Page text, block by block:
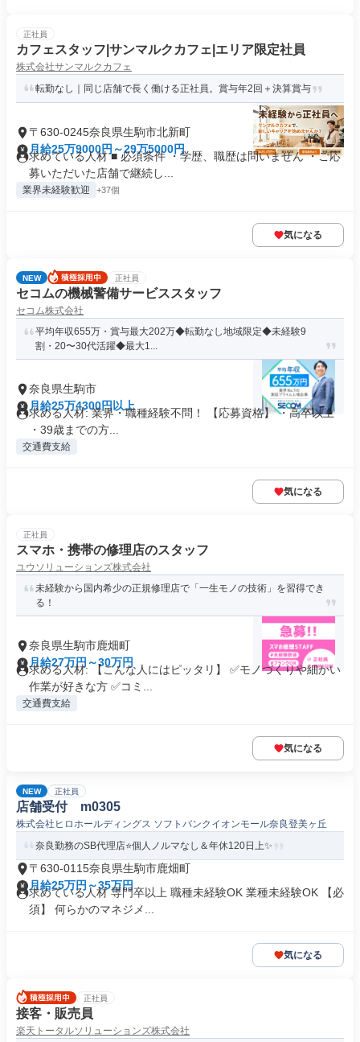
正社員
カフェスタッフ|サンマルクカフェ|エリア限定社員
株式会社サンマルクカフェ
転勤なし｜同じ店舗で長く働ける正社員。賞与年2回＋決算賞与
〒630-0245奈良県生駒市北新町
月給25万9000円～29万5000円
求めている人材 ■ 必須条件 ・学歴、職歴は問いません ・ご応
募いただいた店舗で継続し...
業界未経験歓迎 +37個
気になる
NEW 正社員
セコムの機械警備サービススタッフ
セコム株式会社
平均年収655万・賞与最大202万◆転勤なし地域限定◆未経験9
割・20〜30代活躍◆最大1...
奈良県生駒市
月給25万4300円以上
求める人材: 業界・職種経験不問！ 【応募資格】 ・高卒以上
・39歳までの方...
交通費支給
気になる
正社員
スマホ・携帯の修理店のスタッフ
ユウソリューションズ株式会社
未経験から国内希少の正規修理店で「一生モノの技術」を習得でき
る！
奈良県生駒市鹿畑町
月給27万円～30万円
求める人材: 【こんな人にはピッタリ】 ✅モノづくりや細かい
作業が好きな方 ✅コミ...
交通費支給
気になる
NEW 正社員
店舗受付 m0305
株式会社ヒロホールディングス ソフトバンクイオンモール奈良登美ヶ丘
奈良勤務のSB代理店⭐️個人ノルマなし＆年休120日上✨
〒630-0115奈良県生駒市鹿畑町
月給25万円～35万円
求めている人材 専門卒以上 職種未経験OK 業種未経験OK 【必
須】 何らかのマネジメ...
気になる
正社員
接客・販売員
楽天トータルソリューションズ株式会社